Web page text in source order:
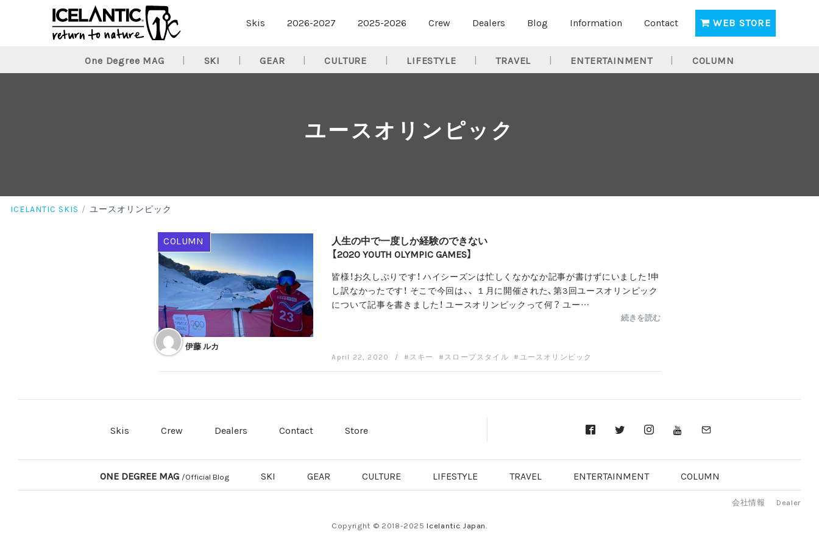
Skis 2026-2027 2025-2026 Crew Dealers Blog Information Contact WEB STORE
One Degree MAG SKI GEAR CULTURE LIFESTYLE TRAVEL ENTERTAINMENT COLUMN
ICELANTIC SKIS ユースオリンピック
ユースオリンピック
伊藤 ルカ
人生の中で一度しか経験のできない
【2020 YOUTH OLYMPIC GAMES】
COLUMN
皆様！お久しぶりです！ ハイシーズンは忙しくなかなか記事が書けずにいました！申
し訳なかったです！ そこで今回は、、 １月に開催された、第3回ユースオリンピック
について記事を書きました！ ユースオリンピックって何？ ユー…
続きを読む
April 22, 2020 / スキー スロープスタイル ユースオリンピック
Skis Crew Dealers Contact Store
ONE DEGREE MAG /Official Blog SKI GEAR CULTURE LIFESTYLE TRAVEL ENTERTAINMENT COLUMN
会社情報
Dealer
Copyright © 2018-2025 Icelantic Japan.